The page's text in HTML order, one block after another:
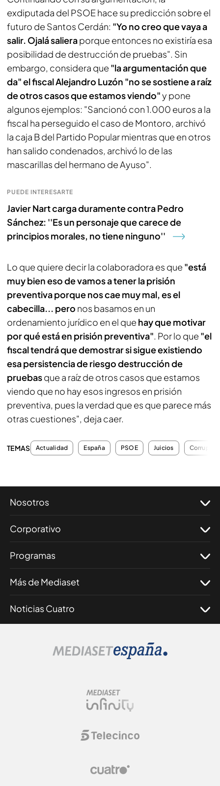
exdiputada del PSOE hace su predicción sobre el
futuro de Santos Cerdán: "Yo no creo que vaya a
salir. Ojalá salieraporque entonces no existiría esa
posibilidad de destrucción de pruebas". Sin
embargo, considera que "la argumentación que
da" el fiscal Alejandro Luzón "no se sostiene a raíz
de otros casos que estamos viendo"y pone
algunos ejemplos: "Sancionó con 1.000 euros a la
fiscal ha perseguido el caso de Montoro, archivó
la caja B del Partido Popular mientras que en otros
han salido condenados, archivó lo de las
mascarillas del hermano de Ayuso".
PUEDE INTERESARTE
Javier Nart carga duramente contra Pedro
Sánchez: ''Es un personaje que carece de
principios morales, no tiene ninguno''
Lo que quiere decir la colaboradora es que "está
muy bien eso de vamos a tener la prisión
preventiva porque nos cae muy mal, es el
cabecilla... pero nos basamos en un
ordenamiento jurídico en el que hay que motivar
por qué está en prisión preventiva". Por lo que "el
fiscal tendrá que demostrar si sigue existiendo
esa persistencia de riesgo destrucción de
pruebasque a raíz de otros casos que estamos
viendo que no hay esos ingresos en prisión
preventiva, pues la verdad que es que parece más
otras cuestiones", deja caer.
TEMAS Actualidad España PSOE Juicios
Nosotros
Corporativo
Programas
Más de Mediaset
Noticias Cuatro